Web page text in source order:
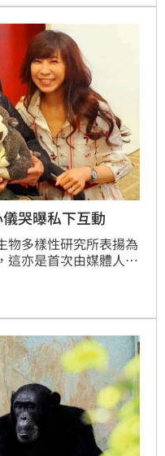
哭曝私下互動
物多樣性研究所表揚為
這亦是首次由媒體人獲
系列第二集〈台灣石
也推出了新作品〈阿
，五個心動又心碎的故
鎖定。蔡維歆